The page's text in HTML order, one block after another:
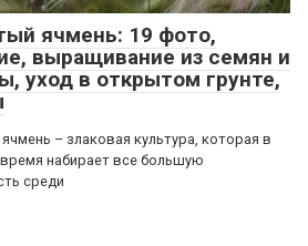
ячмень: 19 фото,
выращивание из семян и
уход в открытом грунте,
– злаковая культура, которая в
набирает все большую
среди